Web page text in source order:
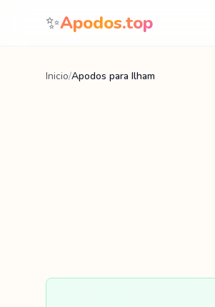
Saltar al contenido
✨Apodos.top
Inicio/Apodos para Ilham